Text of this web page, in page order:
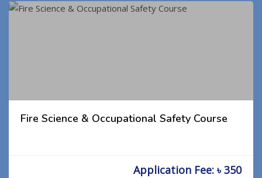
Fire Science & Occupational Safety Course
Application Fee: ৳ 350